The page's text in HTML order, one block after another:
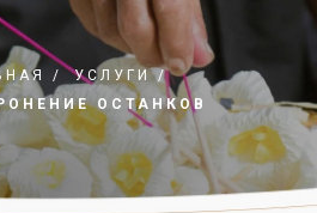
/ УСЛУГИ/
ОСТАНКОВ